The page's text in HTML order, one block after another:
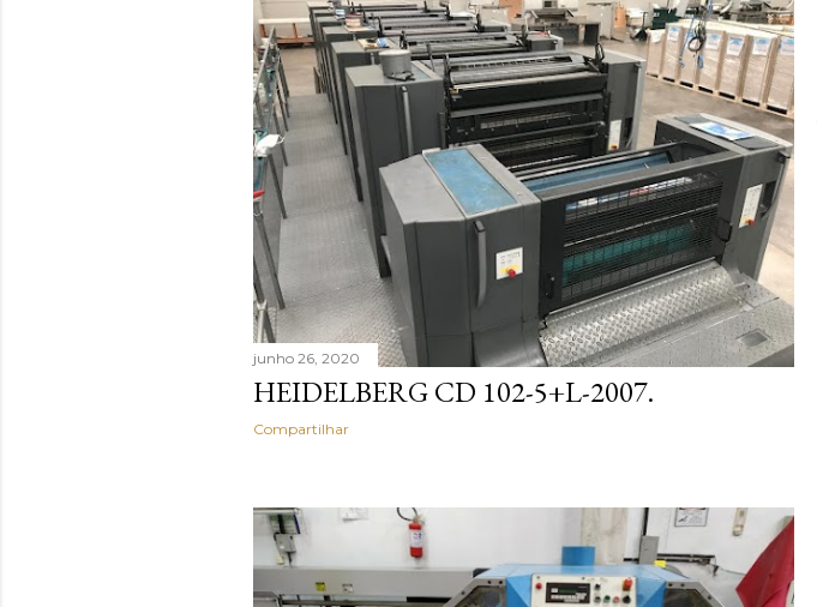
junho 26, 2020
HEIDELBERG CD 102-5+L-2007.
Compartilhar